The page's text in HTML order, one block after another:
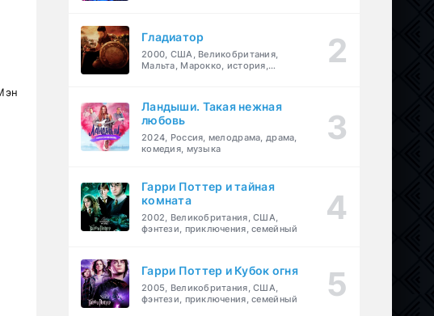
Гладиатор
2000, США, Великобритания,
Мальта, Марокко, история,
Ландыши. Такая нежная
любовь
2024, Россия, мелодрама, драма,
комедия, музыка
Гарри Поттер и тайная
комната
2002, Великобритания, США,
фэнтези, приключения, семейный
Гарри Поттер и Кубок огня
2005, Великобритания, США,
фэнтези, приключения, семейный